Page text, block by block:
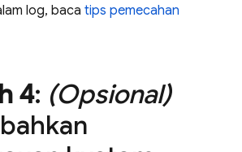
log, baca tips pemecahan
4: (Opsional)